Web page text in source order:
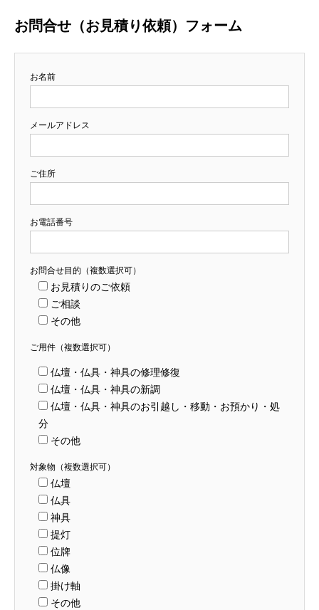
お問合せ（お見積り依頼）フォーム
お名前
メールアドレス
ご住所
お電話番号
お問合せ目的（複数選択可）
お見積りのご依頼
ご相談
その他
ご用件（複数選択可）
仏壇・仏具・神具の修理修復
仏壇・仏具・神具の新調
仏壇・仏具・神具のお引越し・移動・お預かり・処
分
その他
対象物（複数選択可）
仏壇
仏具
神具
提灯
位牌
仏像
掛け軸
その他